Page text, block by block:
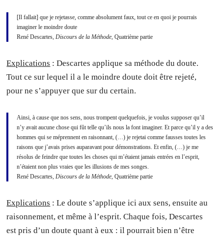
[Il fallait] que je rejetasse, comme absolument faux, tout ce en quoi je pourrais
imaginer le moindre doute
René Descartes,Discours de la Méthode, Quatrième partie
Explications : Descartes applique sa méthode du doute.
Tout ce sur lequel il a le moindre doute doit être rejeté,
pour ne s’appuyer que sur du certain.
Ainsi, à cause que nos sens, nous trompent quelquefois, je voulus supposer qu’il
n’y avait aucune chose qui fût telle qu’ils nous la font imaginer. Et parce qu’il y a des
hommes qui se méprennent en raisonnant, (…) je rejetai comme fausses toutes les
raisons que j’avais prises auparavant pour démonstrations. Et enfin, (…) je me
résolus de feindre que toutes les choses qui m’étaient jamais entrées en l’esprit,
n’étaient non plus vraies que les illusions de mes songes.
René Descartes,Discours de la Méthode, Quatrième partie
Explications : Le doute s’applique ici aux sens, ensuite au
raisonnement, et même à l’esprit. Chaque fois, Descartes
est pris d’un doute quant à eux : il pourrait bien n’être